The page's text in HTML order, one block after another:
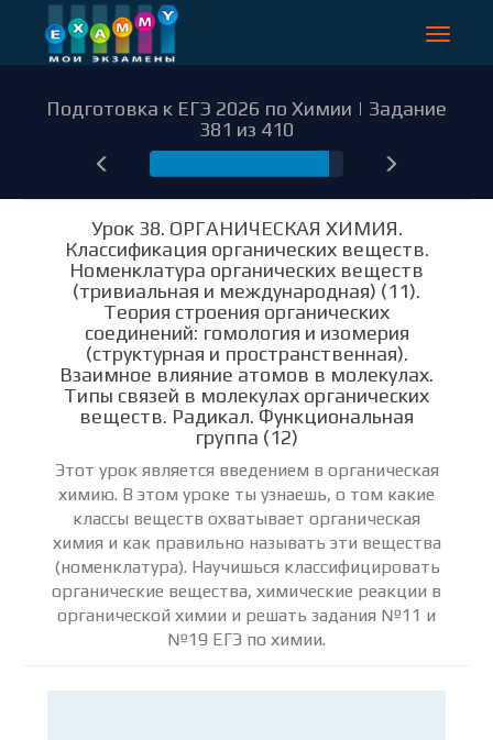
Toggle
Подготовка к ЕГЭ 2026 по Химии | Задание
381 из 410
Урок 38. ОРГАНИЧЕСКАЯ ХИМИЯ.
Классификация органических веществ.
Номенклатура органических веществ
(тривиальная и международная) (11).
Теория строения органических
соединений: гомология и изомерия
(структурная и пространственная).
Взаимное влияние атомов в молекулах.
Типы связей в молекулах органических
веществ. Радикал. Функциональная
группа (12)
Этот урок является введением в органическая
химию. В этом уроке ты узнаешь, о том какие
классы веществ охватывает органическая
химия и как правильно называть эти вещества
(номенклатура). Научишься классифицировать
органические вещества, химические реакции в
органической химии и решать задания №11 и
№19 ЕГЭ по химии.